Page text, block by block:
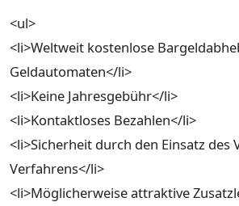
<ul>
<li>Weltweit kostenlose
Geldautomaten</li>
<li>Keine Jahresgebühr</li>
<li>Kontaktloses Bezahlen</li>
<li>Sicherheit durch den Einsatz des
Verfahrens</li>
<li>Möglicherweise attraktive